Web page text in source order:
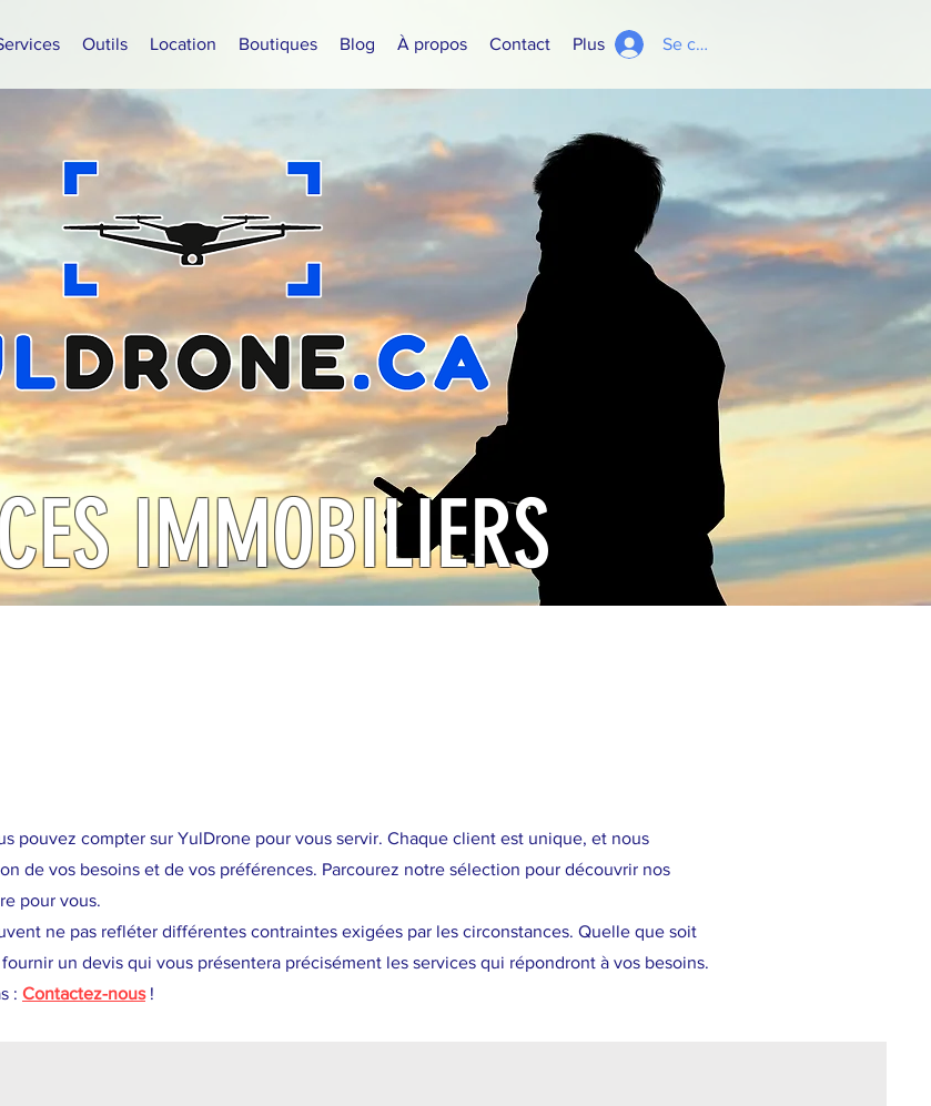
Outils Location Boutiques Blog À propos Contact Plus Se connecter
IMMOBILIERS
pouvez compter sur YulDrone pour vous servir. Chaque client est unique, et nous
de vos besoins et de vos préférences. Parcourez notre sélection pour découvrir nos
pour vous.
ne pas refléter différentes contraintes exigées par les circonstances. Quelle que soit
un devis qui vous présentera précisément les services qui répondront à vos besoins.
: Contactez-nous!